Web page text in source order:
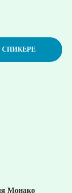
СПИКЕРЕ
Монако